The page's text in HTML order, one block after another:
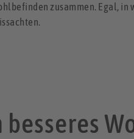
zusammen. Egal,